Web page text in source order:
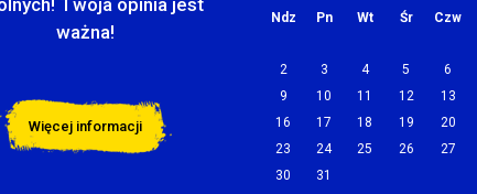
Twoja opinia jest
ważna!
Więcej informacji
Ndz Pn Wt Śr Czw
2
3 4 5 6
9
10 11 12 13
16
17 18 19 20
23
24 25 26 27
30
31